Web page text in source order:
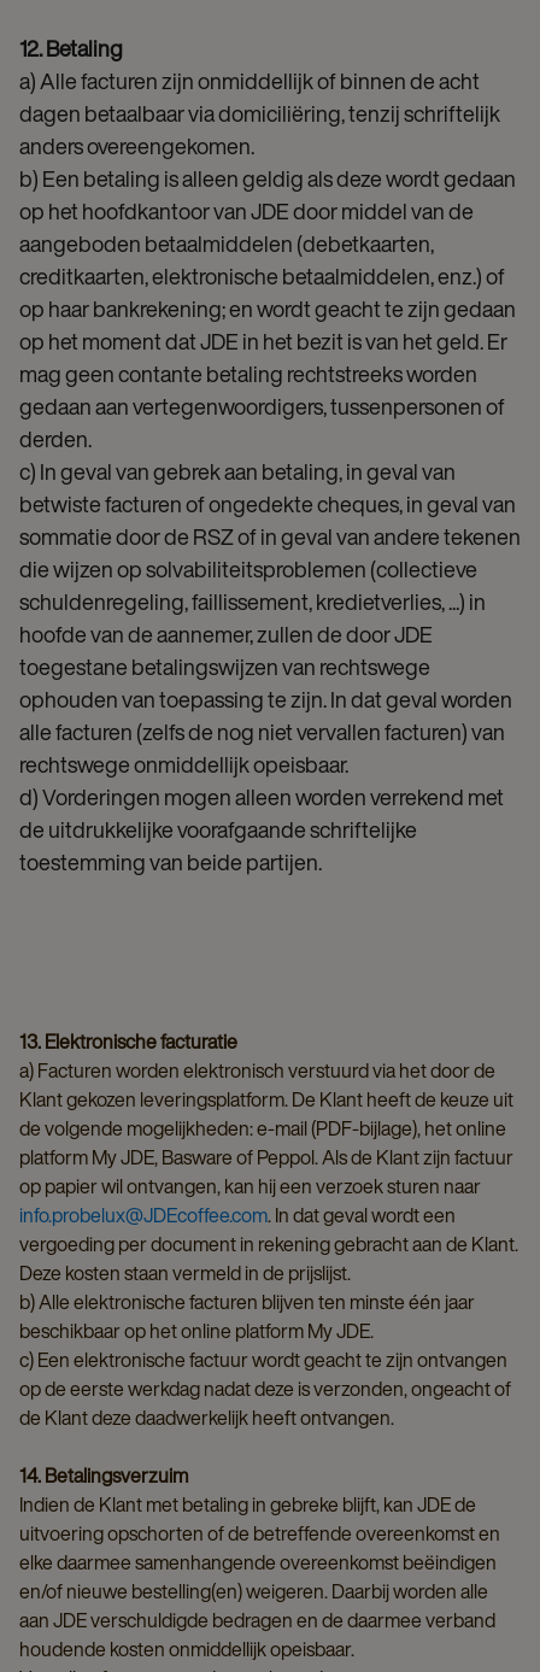
12. Betaling
a) Alle facturen zijn onmiddellijk of binnen de acht
dagen betaalbaar via domiciliëring, tenzij schriftelijk
anders overeengekomen.
b) Een betaling is alleen geldig als deze wordt gedaan
op het hoofdkantoor van JDE door middel van de
aangeboden betaalmiddelen (debetkaarten,
creditkaarten, elektronische betaalmiddelen, enz.) of
op haar bankrekening; en wordt geacht te zijn gedaan
op het moment dat JDE in het bezit is van het geld. Er
mag geen contante betaling rechtstreeks worden
gedaan aan vertegenwoordigers, tussenpersonen of
derden.
c) In geval van gebrek aan betaling, in geval van
betwiste facturen of ongedekte cheques, in geval van
sommatie door de RSZ of in geval van andere tekenen
die wijzen op solvabiliteitsproblemen (collectieve
schuldenregeling, faillissement, kredietverlies, ...) in
hoofde van de aannemer, zullen de door JDE
toegestane betalingswijzen van rechtswege
ophouden van toepassing te zijn. In dat geval worden
alle facturen (zelfs de nog niet vervallen facturen) van
rechtswege onmiddellijk opeisbaar.
d) Vorderingen mogen alleen worden verrekend met
de uitdrukkelijke voorafgaande schriftelijke
toestemming van beide partijen.
13. Elektronische facturatie
a) Facturen worden elektronisch verstuurd via het door de
Klant gekozen leveringsplatform. De Klant heeft de keuze uit
de volgende mogelijkheden: e-mail (PDF-bijlage), het online
platform My JDE, Basware of Peppol. Als de Klant zijn factuur
op papier wil ontvangen, kan hij een verzoek sturen naar
info.probelux@JDEcoffee.com. In dat geval wordt een
vergoeding per document in rekening gebracht aan de Klant.
Deze kosten staan vermeld in de prijslijst.
b) Alle elektronische facturen blijven ten minste één jaar
beschikbaar op het online platform My JDE.
c) Een elektronische factuur wordt geacht te zijn ontvangen
op de eerste werkdag nadat deze is verzonden, ongeacht of
de Klant deze daadwerkelijk heeft ontvangen.
14. Betalingsverzuim
Indien de Klant met betaling in gebreke blijft, kan JDE de
uitvoering opschorten of de betreffende overeenkomst en
elke daarmee samenhangende overeenkomst beëindigen
en/of nieuwe bestelling(en) weigeren. Daarbij worden alle
aan JDE verschuldigde bedragen en de daarmee verband
houdende kosten onmiddellijk opeisbaar.